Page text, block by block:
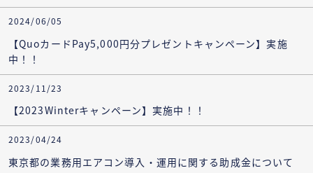
2024/06/05
【QuoカードPay5,000円分プレゼントキャンペーン】実施
中！！
2023/11/23
【2023Winterキャンペーン】実施中！！
2023/04/24
東京都の業務用エアコン導入・運用に関する助成金について